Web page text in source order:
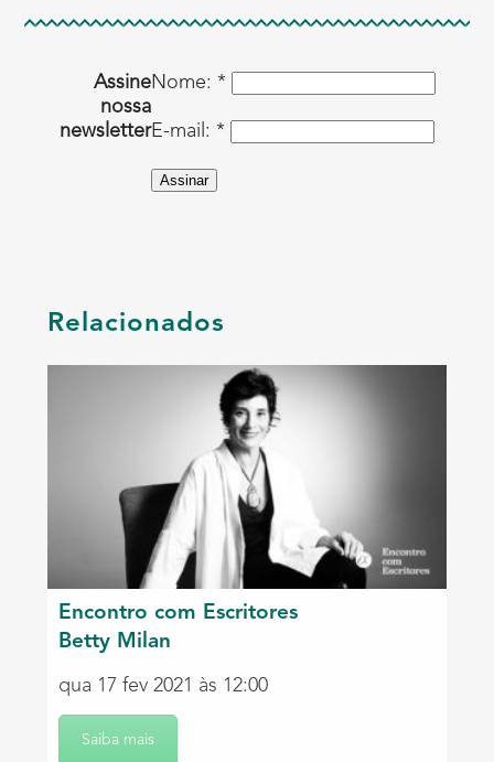
Assine
nossa
newsletter
Nome: *
E-mail: *
Assinar
Relacionados
Encontro com Escritores
Betty Milan
qua 17 fev 2021 às 12:00
Saiba mais